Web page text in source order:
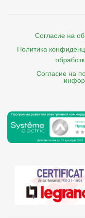
Согласие на
Политика
Согласие на